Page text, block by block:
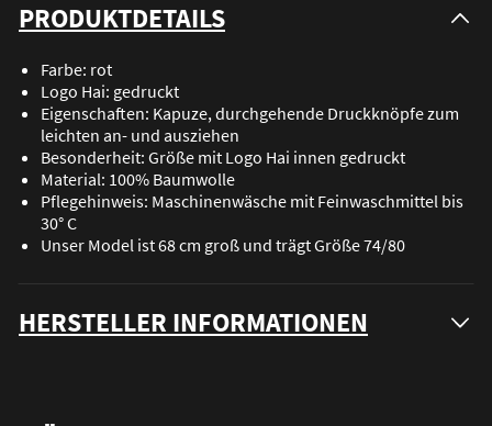
PRODUKTDETAILS
Farbe: rot
Logo Hai: gedruckt
Eigenschaften: Kapuze, durchgehende Druckknöpfe zum
leichten an- und ausziehen
Besonderheit: Größe mit Logo Hai innen gedruckt
Material: 100% Baumwolle
Pflegehinweis: Maschinenwäsche mit Feinwaschmittel bis
30° C
Unser Model ist 68 cm groß und trägt Größe 74/80
HERSTELLER INFORMATIONEN